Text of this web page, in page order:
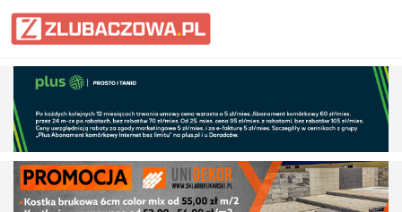
Informacje Lubaczów, powiat